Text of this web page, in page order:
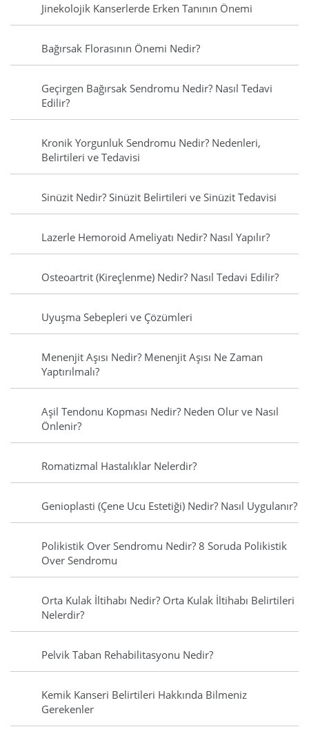
Jinekolojik Kanserlerde Erken Tanının Önemi
Bağırsak Florasının Önemi Nedir?
Geçirgen Bağırsak Sendromu Nedir? Nasıl Tedavi
Edilir?
Kronik Yorgunluk Sendromu Nedir? Nedenleri,
Belirtileri ve Tedavisi
Sinüzit Nedir? Sinüzit Belirtileri ve Sinüzit Tedavisi
Lazerle Hemoroid Ameliyatı Nedir? Nasıl Yapılır?
Osteoartrit (Kireçlenme) Nedir? Nasıl Tedavi Edilir?
Uyuşma Sebepleri ve Çözümleri
Menenjit Aşısı Nedir? Menenjit Aşısı Ne Zaman
Yaptırılmalı?
Aşil Tendonu Kopması Nedir? Neden Olur ve Nasıl
Önlenir?
Romatizmal Hastalıklar Nelerdir?
Genioplasti (Çene Ucu Estetiği) Nedir? Nasıl Uygulanır?
Polikistik Over Sendromu Nedir? 8 Soruda Polikistik
Over Sendromu
Orta Kulak İltihabı Nedir? Orta Kulak İltihabı Belirtileri
Nelerdir?
Pelvik Taban Rehabilitasyonu Nedir?
Kemik Kanseri Belirtileri Hakkında Bilmeniz
Gerekenler